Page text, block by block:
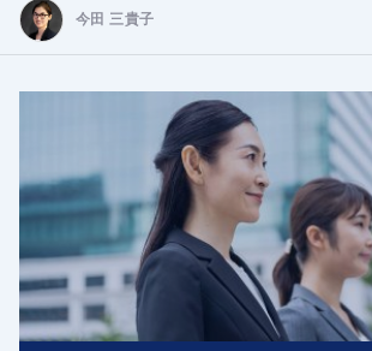
今田 三貴子